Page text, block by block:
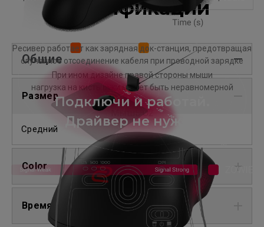
При ином дизайне правой стороны мыши
нагрузка на кисть руки может быть неравномерной
Мышь U2
помехи от сигналов.
Ресивер работает как зарядная док-станция, предотвращая
случайное отсоединение кабеля при проводной зарядке
Подключи и работай.
Драйвер не нужен
Спецификации
Общие
Размер
Средний
Color
Время работы от аккумулятора